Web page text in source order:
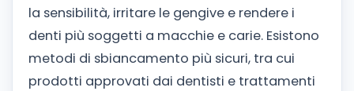
la sensibilità, irritare le gengive e rendere i
denti più soggetti a macchie e carie. Esistono
metodi di sbiancamento più sicuri, tra cui
prodotti approvati dai dentisti e trattamenti